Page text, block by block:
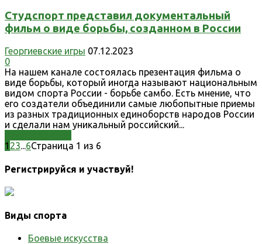
Студспорт представил документальный
фильм о виде борьбы, созданном в России
Георгиевские игры 07.12.2023
0
На нашем канале состоялась презентация фильма о
виде борьбы, который иногда называют национальным
видом спорта России - борьбе самбо. Есть мнение, что
его создатели объединили самые любопытные приемы
из разных традиционных единоборств народов России
и сделали нам уникальный российский...
1 23...6Страница 1 из 6
Регистрируйся и участвуй!
Виды спорта
Боевые искусства